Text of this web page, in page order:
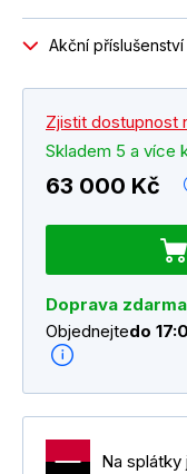
Akční
Zjistit dostupnost
Skladem 5 a více
63 000 Kč
Doprava zdarma
Objednejtedo
Na splátky